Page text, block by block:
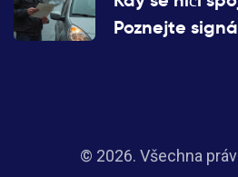
Poznejte
© 2026. Všechna